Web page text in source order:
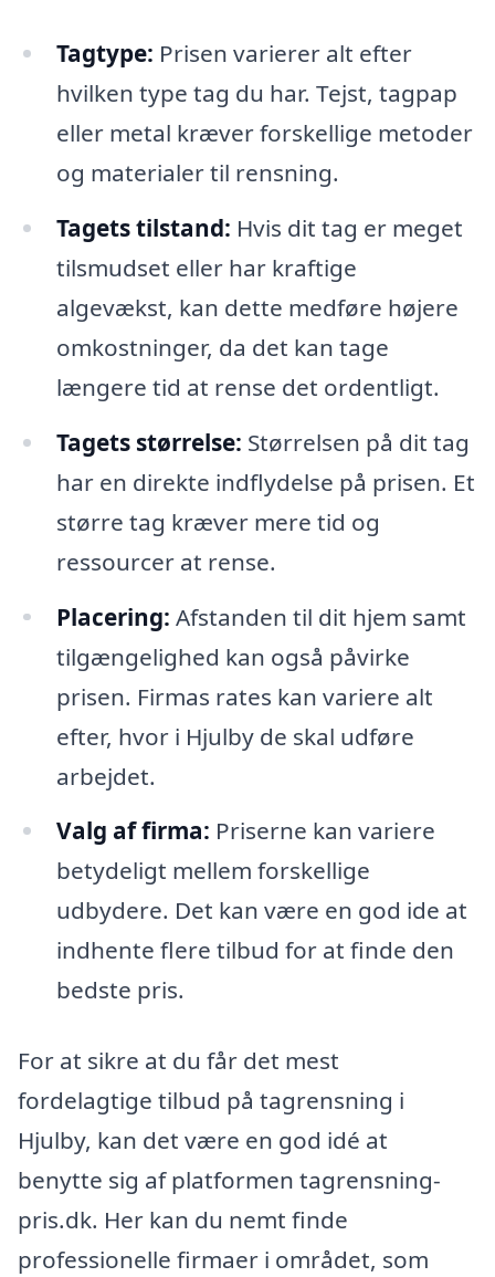
Tagtype: Prisen varierer alt efter
hvilken type tag du har. Tejst, tagpap
eller metal kræver forskellige metoder
og materialer til rensning.
Tagets tilstand: Hvis dit tag er meget
tilsmudset eller har kraftige
algevækst, kan dette medføre højere
omkostninger, da det kan tage
længere tid at rense det ordentligt.
Tagets størrelse: Størrelsen på dit tag
har en direkte indflydelse på prisen. Et
større tag kræver mere tid og
ressourcer at rense.
Placering: Afstanden til dit hjem samt
tilgængelighed kan også påvirke
prisen. Firmas rates kan variere alt
efter, hvor i Hjulby de skal udføre
arbejdet.
Valg af firma: Priserne kan variere
betydeligt mellem forskellige
udbydere. Det kan være en god ide at
indhente flere tilbud for at finde den
bedste pris.
For at sikre at du får det mest
fordelagtige tilbud på tagrensning i
Hjulby, kan det være en god idé at
benytte sig af platformen tagrensning-
pris.dk. Her kan du nemt finde
professionelle firmaer i området, som